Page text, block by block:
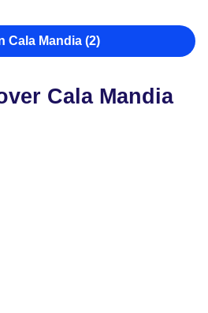
Cala Mandia (2)
Cala Mandia